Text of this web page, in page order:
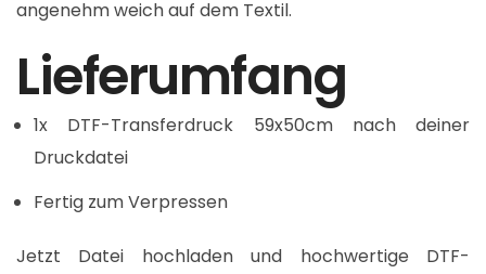
angenehm weich auf dem Textil.
Lieferumfang
1x DTF-Transferdruck 59x50cm nach deiner
Druckdatei
Fertig zum Verpressen
Jetzt Datei hochladen und hochwertige DTF-